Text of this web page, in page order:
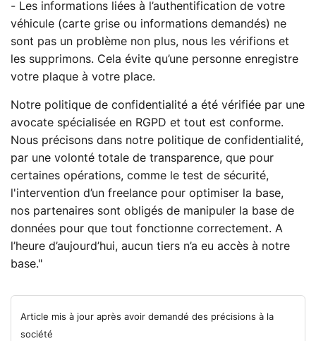
- Les informations liées à l’authentification de votre
véhicule (carte grise ou informations demandés) ne
sont pas un problème non plus, nous les vérifions et
les supprimons. Cela évite qu’une personne enregistre
votre plaque à votre place.
Notre politique de confidentialité a été vérifiée par une
avocate spécialisée en RGPD et tout est conforme.
Nous précisons dans notre politique de confidentialité,
par une volonté totale de transparence, que pour
certaines opérations, comme le test de sécurité,
l'intervention d’un freelance pour optimiser la base,
nos partenaires sont obligés de manipuler la base de
données pour que tout fonctionne correctement. A
l’heure d’aujourd’hui, aucun tiers n’a eu accès à notre
base."
Article mis à jour après avoir demandé des précisions à la
société